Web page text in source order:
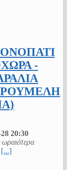
-
ΡΟΥΜΕΛΗ
20:30
[...]